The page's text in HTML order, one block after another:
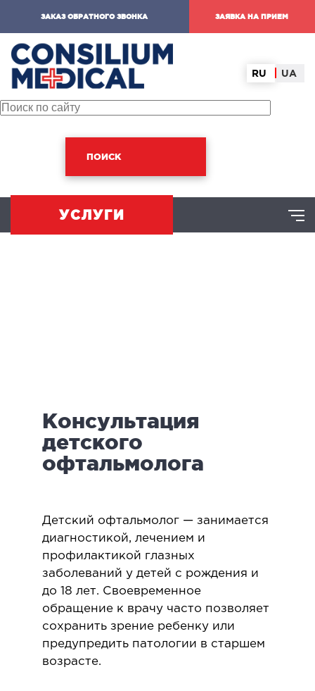
ЗАКАЗ ОБРАТНОГО ЗВОНКА ЗАЯВКА НА ПРИЕМ
RU UA
ПОИСК
УСЛУГИ
лицевая хирургия
ХИРУРГИЯ
в гинекологии
в онкологии
в урологии
в хирургии
И ОНКОХИРУРГИЯ
Консультация
детского
офтальмолога
Детский офтальмолог — занимается
диагностикой, лечением и
профилактикой глазных
заболеваний у детей с рождения и
до 18 лет. Своевременное
обращение к врачу часто позволяет
сохранить зрение ребенку или
предупредить патологии в старшем
возрасте.